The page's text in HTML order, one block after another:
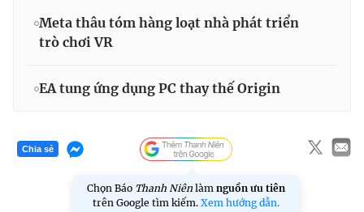
Meta thâu tóm hàng loạt nhà phát triển
trò chơi VR
EA tung ứng dụng PC thay thế Origin
Chia sẻ
Chọn Báo Thanh Niên làm nguồn ưu tiên
trên Google tìm kiếm. Xem hướng dẫn.